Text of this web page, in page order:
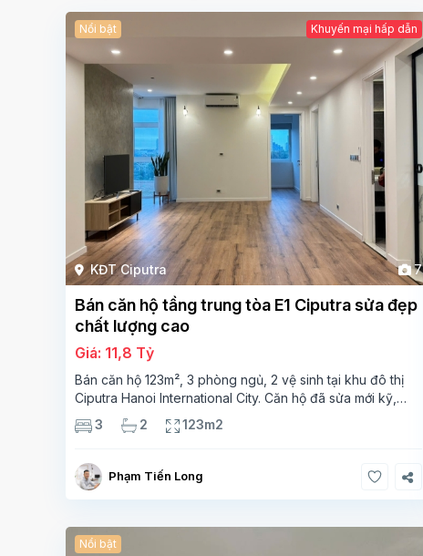
KĐT Ciputra 7
Nổi bật Khuyến mại hấp dẫn
Bán căn hộ tầng trung tòa E1 Ciputra sửa đẹp
chất lượng cao
Giá: 11,8 Tỷ
Bán căn hộ 123m², 3 phòng ngủ, 2 vệ sinh tại khu đô thị
Ciputra Hanoi International City. Căn hộ đã sửa mới kỹ,
chất lượng cao, sàn gỗ, bếp hiện đại, không gian thoáng
sáng. Thông tin căn hộ: Diện tích:
3 2 123m2
Phạm Tiến Long
Nổi bật